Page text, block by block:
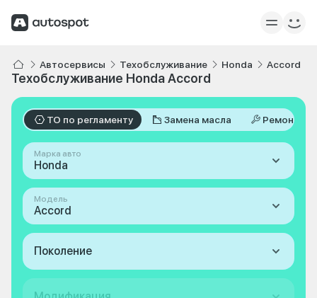
Автосервисы Техобслуживание Honda Accord
Техобслуживание Honda Accord
ТО по регламенту Замена масла Ремонт
Марка авто
Honda
Модель
Accord
Поколение